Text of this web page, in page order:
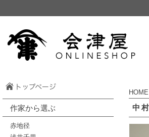
作家から選ぶ
赤地径
HOME
中